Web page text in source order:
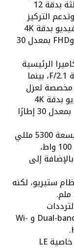
والتثبيت البصري أيضًا الكاميرا الثالثة بدقة 12
التركيز
التلقائي الكاميرات تدعم تصوير الفيديو بدقة 4K
بمعدل 30 أو 60 إطارًا في الثانية، وFHD بمعدل 30
الرئيسية
بدقة 50 ميجابكسل مع فتحة عدسة F/2.1، بينما
2 ميجابكسل مخصصة لعزل
الخلفية الكاميرا تدعم تصوير الفيديو بدقة 4K
بمعدل 30 إطارًا في الثانية، وFHD بمعدل 30 إطارًا
البطارية من نوع سيليكون كاربون بسعة 5300 مللي
أمبير، وتدعم الشحن السريع بقدرة 100 واط،
بقدرة 80 واط، بالإضافة إلى
ستيريو، لكنه
الواي فاي إصدار 7 بالترددات
a/b/g/n/ac/ax/be ويدعم خاصية Dual-band و Wi-
البلوتوث متوفر بإصدار 5.3 مع دعم خاصية LE